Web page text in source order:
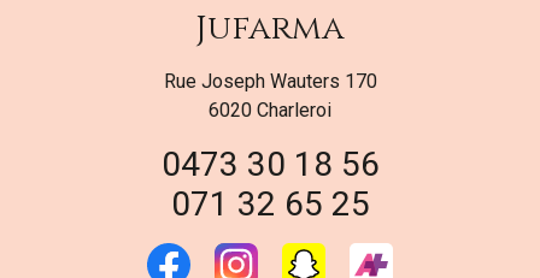
Jufarma
Rue Joseph Wauters 170
6020 Charleroi
0473 30 18 56
071 32 65 25